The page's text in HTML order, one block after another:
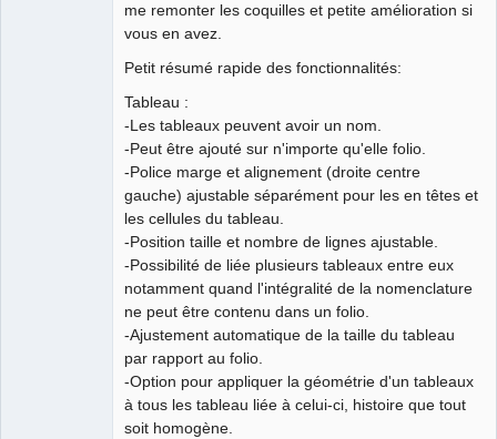
me remonter les coquilles et petite amélioration si
vous en avez.
Petit résumé rapide des fonctionnalités:
Tableau :
-Les tableaux peuvent avoir un nom.
-Peut être ajouté sur n'importe qu'elle folio.
-Police marge et alignement (droite centre
gauche) ajustable séparément pour les en têtes et
les cellules du tableau.
-Position taille et nombre de lignes ajustable.
-Possibilité de liée plusieurs tableaux entre eux
notamment quand l'intégralité de la nomenclature
ne peut être contenu dans un folio.
-Ajustement automatique de la taille du tableau
par rapport au folio.
-Option pour appliquer la géométrie d'un tableaux
à tous les tableau liée à celui-ci, histoire que tout
soit homogène.